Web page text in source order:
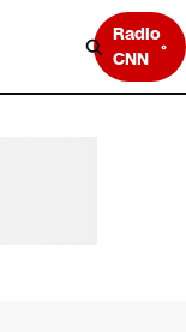
Radio
CNN